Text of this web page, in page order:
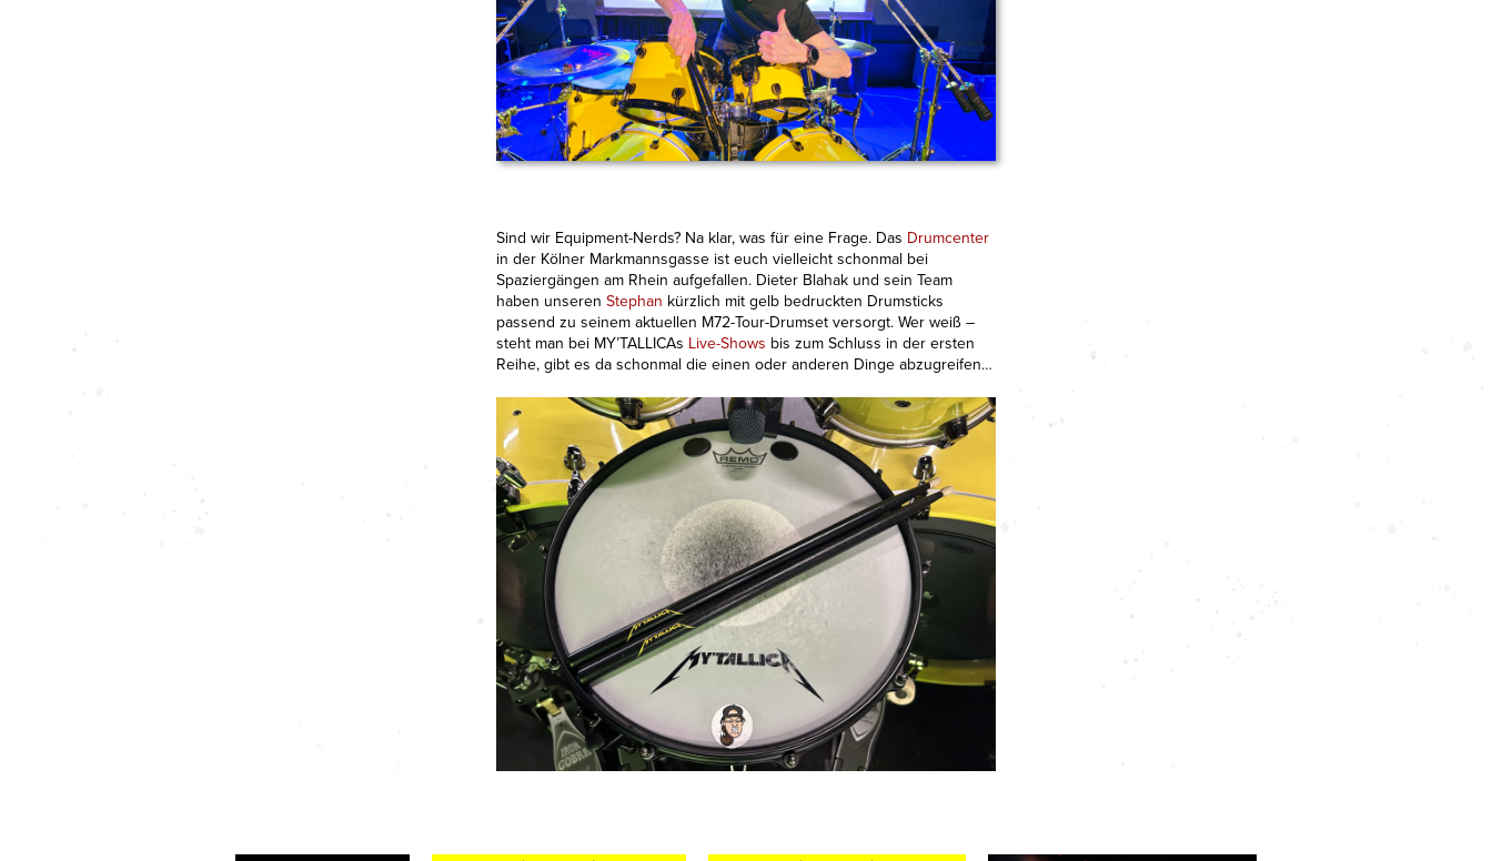
Sind wir Equipment-Nerds? Na klar, was für eine Frage. Das Drumcenter
in der Kölner Markmannsgasse ist euch vielleicht schonmal bei
Spaziergängen am Rhein aufgefallen. Dieter Blahak und sein Team
haben unseren Stephan kürzlich mit gelb bedruckten Drumsticks
passend zu seinem aktuellen M72-Tour-Drumset versorgt. Wer weiß –
steht man bei MY’TALLICAs Live-Shows bis zum Schluss in der ersten
Reihe, gibt es da schonmal die einen oder anderen Dinge abzugreifen…